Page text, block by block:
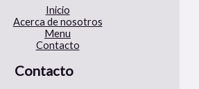
Inicio
Acerca de nosotros
Menu
Contacto
Contacto